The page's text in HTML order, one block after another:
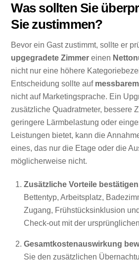
Was sollten Sie
Sie zustimmen?
Bevor ein Gast zustimmt, sollte er
upgegradete Zimmer einen
nicht nur eine höhere
Entscheidung sollte auf
nicht auf Marketingsprache. Ein
zusätzliche Quadratmeter, bessere
geringere Lärmbelastung oder
Leistungen bietet, kann die
eines, das nur die Etage oder die
möglicherweise nicht.
Zusätzliche Vorteile bestätigen
Bettentyp, Arbeitsplatz,
Zugang, Frühstücksinklusion
Check-out mit der
Gesamtkostenauswirkung
Sie den zusätzlichen